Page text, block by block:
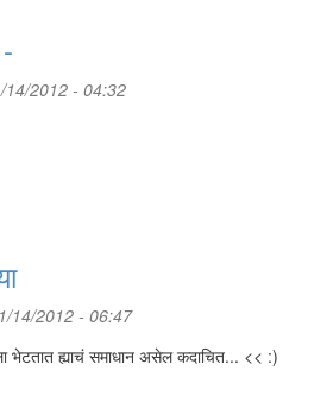
2012 - 04:32
14/2012 - 06:47
भेटतात ह्याचं समाधान असेल कदाचित... << :)